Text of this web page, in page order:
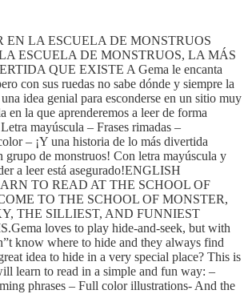
EN LA ESCUELA DE MONSTRUOS
ESCUELA DE MONSTRUOS, LA MÁS
QUE EXISTE A Gema le encanta
con sus ruedas no sabe dónde y siempre la
idea genial para esconderse en un sitio muy
en la que aprenderemos a leer de forma
mayúscula – Frases rimadas –
– ¡Y una historia de lo más divertida
grupo de monstruos! Con letra mayúscula y
a leer está asegurado!ENGLISH
TO READ AT THE SCHOOL OF
TO THE SCHOOL OF MONSTER,
THE SILLIEST, AND FUNNIEST
loves to play hide-and-seek, but with
know where to hide and they always find
idea to hide in a very special place? This is
learn to read in a simple and fun way: –
phrases – Full color illustrations- And the